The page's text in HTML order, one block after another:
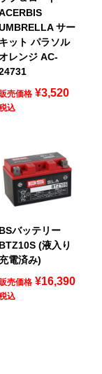
サー
キット パラソル
レンジ AC-
販売価格 ¥3,520
込
BSバッテリー
BTZ10S (液入り
電済み)
売価格 ¥16,390
込